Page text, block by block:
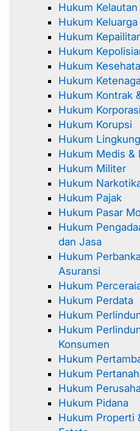
Hukum
Hukum Keluarga
Hukum
Hukum
Hukum
Hukum
Hukum Kontrak
Hukum Korporasi
Hukum Korupsi
Hukum
Hukum Medis &
Hukum Militer
Hukum
Hukum Pajak
Hukum Pasar
Hukum
dan Jasa
Hukum
Asuransi
Hukum
Hukum Perdata
Hukum
Hukum
Konsumen
Hukum
Hukum
Hukum
Hukum Pidana
Hukum Properti